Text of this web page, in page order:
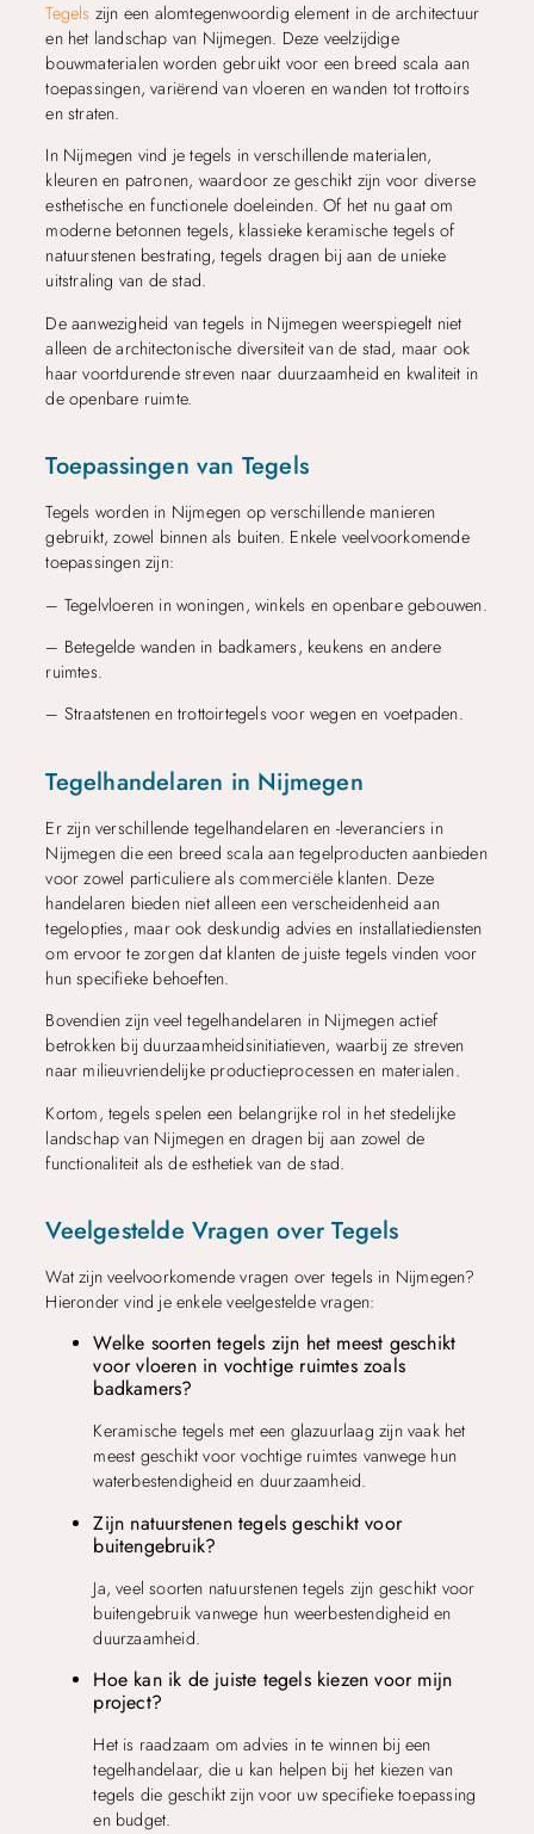
Tegels zijn een alomtegenwoordig element in de architectuur
en het landschap van Nijmegen. Deze veelzijdige
bouwmaterialen worden gebruikt voor een breed scala aan
toepassingen, variërend van vloeren en wanden tot trottoirs
en straten.
In Nijmegen vind je tegels in verschillende materialen,
kleuren en patronen, waardoor ze geschikt zijn voor diverse
esthetische en functionele doeleinden. Of het nu gaat om
moderne betonnen tegels, klassieke keramische tegels of
natuurstenen bestrating, tegels dragen bij aan de unieke
uitstraling van de stad.
De aanwezigheid van tegels in Nijmegen weerspiegelt niet
alleen de architectonische diversiteit van de stad, maar ook
haar voortdurende streven naar duurzaamheid en kwaliteit in
de openbare ruimte.
Toepassingen van Tegels
Tegels worden in Nijmegen op verschillende manieren
gebruikt, zowel binnen als buiten. Enkele veelvoorkomende
toepassingen zijn:
– Tegelvloeren in woningen, winkels en openbare gebouwen.
– Betegelde wanden in badkamers, keukens en andere
ruimtes.
– Straatstenen en trottoirtegels voor wegen en voetpaden.
Tegelhandelaren in Nijmegen
Er zijn verschillende tegelhandelaren en -leveranciers in
Nijmegen die een breed scala aan tegelproducten aanbieden
voor zowel particuliere als commerciële klanten. Deze
handelaren bieden niet alleen een verscheidenheid aan
tegelopties, maar ook deskundig advies en installatiediensten
om ervoor te zorgen dat klanten de juiste tegels vinden voor
hun specifieke behoeften.
Bovendien zijn veel tegelhandelaren in Nijmegen actief
betrokken bij duurzaamheidsinitiatieven, waarbij ze streven
naar milieuvriendelijke productieprocessen en materialen.
Kortom, tegels spelen een belangrijke rol in het stedelijke
landschap van Nijmegen en dragen bij aan zowel de
functionaliteit als de esthetiek van de stad.
Veelgestelde Vragen over Tegels
Wat zijn veelvoorkomende vragen over tegels in Nijmegen?
Hieronder vind je enkele veelgestelde vragen:
Welke soorten tegels zijn het meest geschikt
voor vloeren in vochtige ruimtes zoals
badkamers?
Keramische tegels met een glazuurlaag zijn vaak het
meest geschikt voor vochtige ruimtes vanwege hun
waterbestendigheid en duurzaamheid.
Zijn natuurstenen tegels geschikt voor
buitengebruik?
Ja, veel soorten natuurstenen tegels zijn geschikt voor
buitengebruik vanwege hun weerbestendigheid en
duurzaamheid.
Hoe kan ik de juiste tegels kiezen voor mijn
project?
Het is raadzaam om advies in te winnen bij een
tegelhandelaar, die u kan helpen bij het kiezen van
tegels die geschikt zijn voor uw specifieke toepassing
en budget.